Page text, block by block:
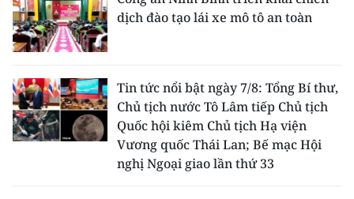
dịch đào tạo lái xe mô tô an toàn
Tin tức nổi bật ngày 7/8: Tổng Bí thư,
Chủ tịch nước Tô Lâm tiếp Chủ tịch
Quốc hội kiêm Chủ tịch Hạ viện
Vương quốc Thái Lan; Bế mạc Hội
nghị Ngoại giao lần thứ 33